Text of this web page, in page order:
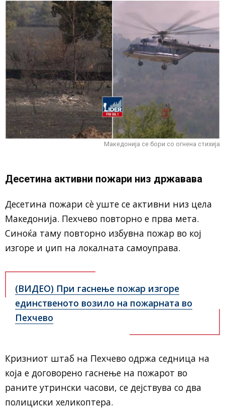
Македонија се бори со огнена стихија
Десетина активни пожари низ државава
Десетина пожари сè уште се активни низ цела
Македонија. Пехчево повторно е прва мета.
Синоќа таму повторно избувна пожар во кој
изгоре и џип на локалната самоуправа.
(ВИДЕО) При гаснење пожар изгоре
единственото возило на пожарната во
Пехчево
Кризниот штаб на Пехчево одржа седница на
која е договорено гаснење на пожарот во
раните утрински часови, се дејствува со два
полициски хеликоптера.